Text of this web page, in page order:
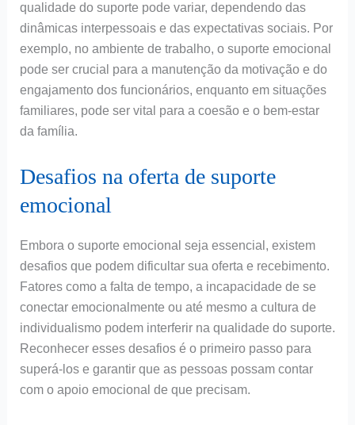
qualidade do suporte pode variar, dependendo das
dinâmicas interpessoais e das expectativas sociais. Por
exemplo, no ambiente de trabalho, o suporte emocional
pode ser crucial para a manutenção da motivação e do
engajamento dos funcionários, enquanto em situações
familiares, pode ser vital para a coesão e o bem-estar
da família.
Desafios na oferta de suporte
emocional
Embora o suporte emocional seja essencial, existem
desafios que podem dificultar sua oferta e recebimento.
Fatores como a falta de tempo, a incapacidade de se
conectar emocionalmente ou até mesmo a cultura de
individualismo podem interferir na qualidade do suporte.
Reconhecer esses desafios é o primeiro passo para
superá-los e garantir que as pessoas possam contar
com o apoio emocional de que precisam.